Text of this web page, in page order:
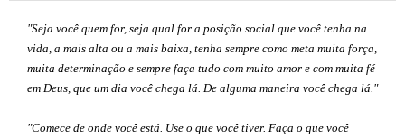
"Seja você quem for, seja qual for a posição social que você tenha na
vida, a mais alta ou a mais baixa, tenha sempre como meta muita força,
muita determinação e sempre faça tudo com muito amor e com muita fé
em Deus, que um dia você chega lá. De alguma maneira você chega lá."
"Comece de onde você está. Use o que você tiver. Faça o que você